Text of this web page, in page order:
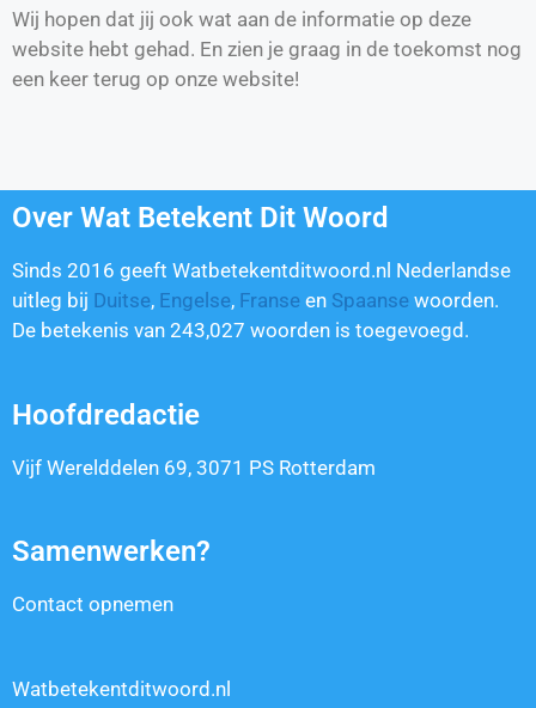
Wij hopen dat jij ook wat aan de informatie op deze
website hebt gehad. En zien je graag in de toekomst nog
een keer terug op onze website!
Over Wat Betekent Dit Woord
Sinds 2016 geeft Watbetekentditwoord.nl Nederlandse
uitleg bij Duitse, Engelse, Franse en Spaanse woorden.
De betekenis van 243,027 woorden is toegevoegd.
Hoofdredactie
Vijf Werelddelen 69, 3071 PS Rotterdam
Samenwerken?
Contact opnemen
Watbetekentditwoord.nl